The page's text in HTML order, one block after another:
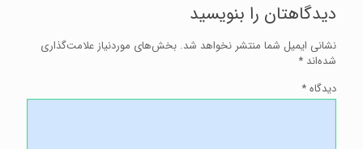
دیدگاهتان را بنویسید
نشانی ایمیل شما منتشر نخواهد شد. بخش‌های موردنیاز علامت‌گذاری
شده‌اند *
دیدگاه*